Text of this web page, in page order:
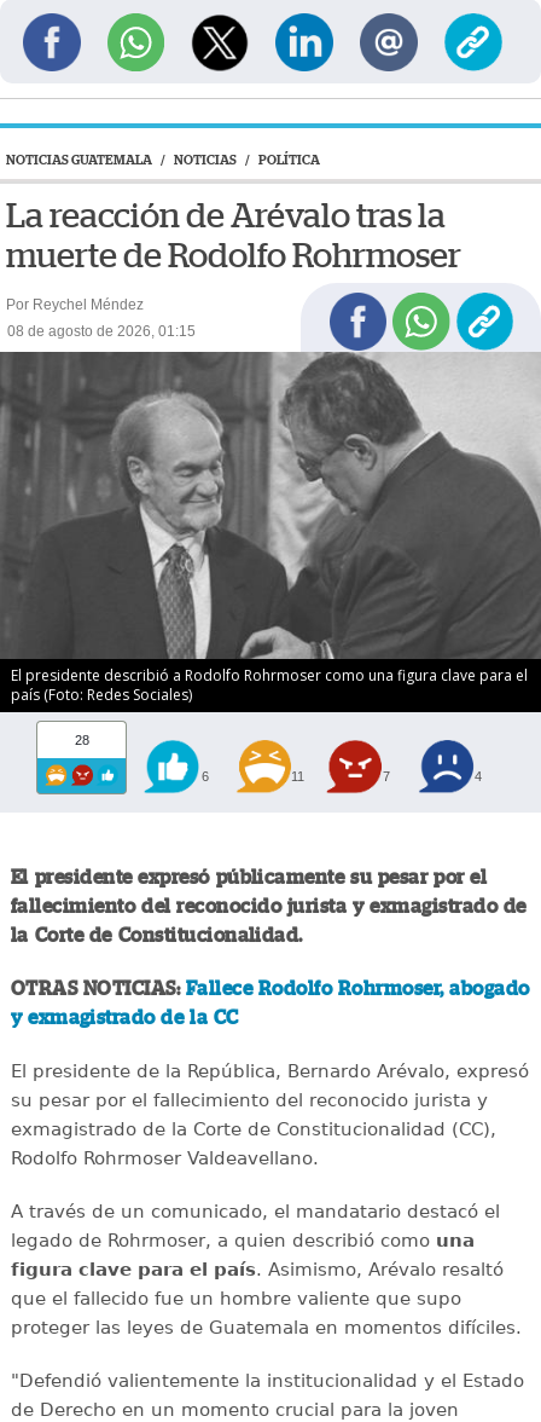
NOTICIAS GUATEMALA / NOTICIAS / POLÍTICA
La reacción de Arévalo tras la
muerte de Rodolfo Rohrmoser
Por Reychel Méndez
08 de agosto de 2026, 01:15
El presidente describió a Rodolfo Rohrmoser como una figura clave para el
país (Foto: Redes Sociales)
28
6 11 7 4
El presidente expresó públicamente su pesar por el
fallecimiento del reconocido jurista y exmagistrado de
la Corte de Constitucionalidad.
OTRAS NOTICIAS: Fallece Rodolfo Rohrmoser, abogado
y exmagistrado de la CC
El presidente de la República, Bernardo Arévalo, expresó
su pesar por el fallecimiento del reconocido jurista y
exmagistrado de la Corte de Constitucionalidad (CC),
Rodolfo Rohrmoser Valdeavellano.
A través de un comunicado, el mandatario destacó el
legado de Rohrmoser, a quien describió comouna
figura clave para el país. Asimismo, Arévalo resaltó
que el fallecido fue un hombre valiente que supo
proteger las leyes de Guatemala en momentos difíciles.
"Defendió valientemente la institucionalidad y el Estado
de Derecho en un momento crucial para la joven